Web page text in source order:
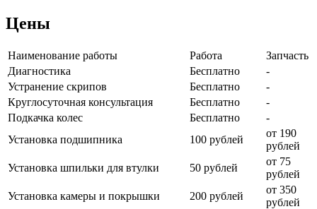
Цены
Наименование работы Работа
Запчасть
Диагностика
Бесплатно
-
Устранение скрипов
Бесплатно
-
Круглосуточная консультация
Бесплатно
-
Подкачка колес
Бесплатно
-
Установка подшипника
100 рублей
от 190
рублей
Установка шпильки для втулки
50 рублей
от 75
рублей
Установка камеры и покрышки
200 рублей
от 350
рублей